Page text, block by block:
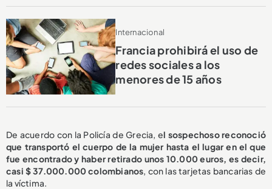
Internacional
Francia prohibirá el uso de
redes sociales a los
menores de 15 años
De acuerdo con la Policía de Grecia, el sospechoso reconoció
que transportó el cuerpo de la mujer hasta el lugar en el que
fue encontrado y haber retirado unos 10.000 euros, es decir,
casi $ 37.000.000 colombianos, con las tarjetas bancarias de
la víctima.